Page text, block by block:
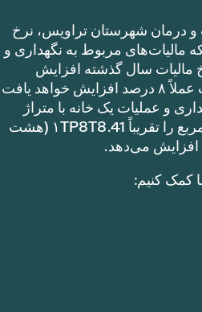
و درمان شهرستان تراویس، نرخ
مالیات‌های مربوط به نگهداری و
مالیات سال گذشته افزایش
می‌دهد. این نرخ مالیات عملاً ۸ درصد افزایش خواهد یافت
و عملیات یک خانه با متراژ
۱TP8T100,000 متر مربع را تقریباً ۱TP8T8.41 (هشت
می‌دهد.
کمک کنیم: